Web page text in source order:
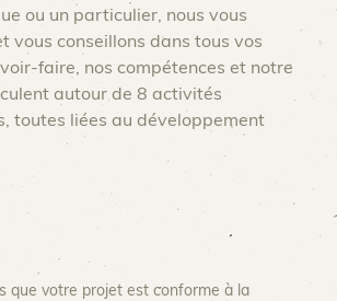
ou un particulier, nous vous
vous conseillons dans tous vos
faire, nos compétences et notre
autour de 8 activités
toutes liées au développement
que votre projet est conforme à la